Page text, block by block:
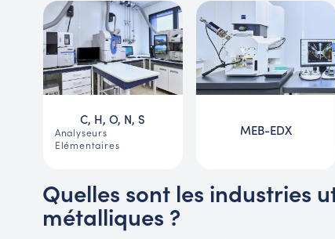
C, H, O, N, S
Analyseurs
Elémentaires
MEB-EDX
Quelles sont les industries
métalliques ?